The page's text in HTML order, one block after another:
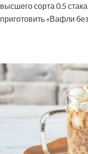
высшего сорта 0.5
приготовить «Вафли